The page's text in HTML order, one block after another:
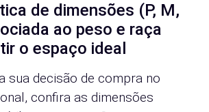
de dimensões (P, M,
ao peso e raça
o espaço ideal
sua decisão de compra no
confira as dimensões